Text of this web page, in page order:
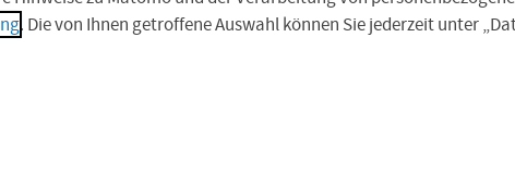
für die Software "
. Die von Ihnen getroffene Auswahl können Sie jederzeit unter